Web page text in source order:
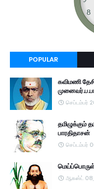
POPULAR
கவிமணி
செப்டம்பர்
தமிழுக்கும்
பாரதிதாசன்
செப்டம்பர்
மெய்ப்பொருள்
ஆகஸ்ட் 08,